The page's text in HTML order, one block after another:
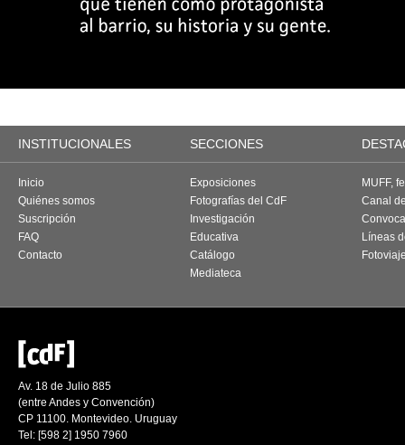
INSTITUCIONALES SECCIONES
Inicio
Quiénes somos
Suscripción
FAQ
Contacto
Exposiciones
Fotografías del CdF
Investigación
Educativa
Catálogo
Mediateca
MUFF,
Canal
Líneas
Av. 18 de Julio 885
(entre Andes y Convención)
CP 11100. Montevideo. Uruguay
Tel: [598 2] 1950 7960